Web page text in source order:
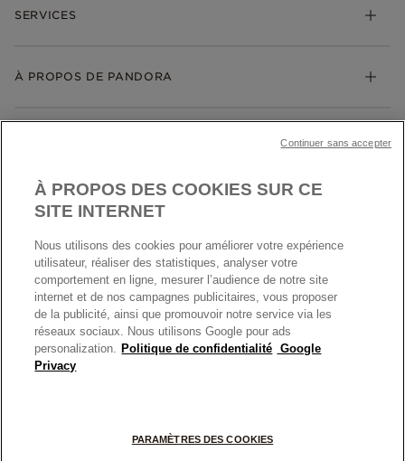
Trouver une boutique
Suivre ma commande
Échanges et retours
Garantie
Nous contacter
*Conditions des offres en cours
SERVICES
Gravure
Nettoyage & Entretien
Conditions générales de My Pandora
À PROPOS DE PANDORA
Politique de confidentialité
Protection des données
Conditions générales de vente
Conditions générales de vente Click & Collect
Plateforme ODR
FRANCE France
© TOUS DROITS RESERVES. 2026 Pandora
À PROPOS DES COOKIES SUR CE
SITE INTERNET
Nous utilisons des cookies pour améliorer votre expérience
utilisateur, réaliser des statistiques, analyser votre
comportement en ligne, mesurer l’audience de notre site
internet et de nos campagnes publicitaires, vous proposer
de la publicité, ainsi que promouvoir notre service via les
réseaux sociaux. Nous utilisons Google pour ads
personalization. Politique de confidentialité Google
Privacy
PARAMÈTRES DES COOKIES
Continuer sans accepter